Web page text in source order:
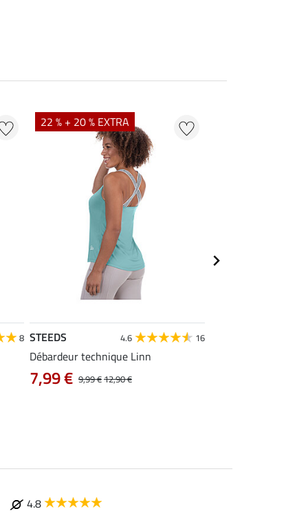
8
22 % + 20 % EXTRA
STEEDS 4.6 16
Débardeur technique Linn
9,99 €12,90 €
7,99 €
4.8